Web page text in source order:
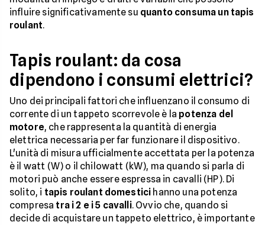
influire significativamente su quanto consuma un tapis
roulant.
Tapis roulant: da cosa
dipendono i consumi elettrici?
Uno dei principali fattori che influenzano il consumo di
corrente di un tappeto scorrevole è la potenza del
motore, che rappresenta la quantità di energia
elettrica necessaria per far funzionare il dispositivo.
L'unità di misura ufficialmente accettata per la potenza
è il watt (W) o il chilowatt (kW), ma quando si parla di
motori può anche essere espressa in cavalli (HP). Di
solito, i tapis roulant domestici hanno una potenza
compresa tra i 2 e i 5 cavalli. Ovvio che, quando si
decide di acquistare un tappeto elettrico, è importante